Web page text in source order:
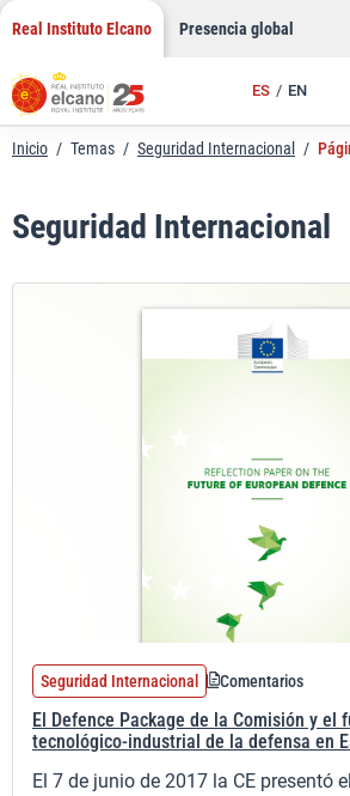
Saltar
contenido
Real Instituto Elcano Presencia global
ES EN
Inicio / Temas / Seguridad Internacional /
Seguridad Internacional
Seguridad Internacional Comentarios
El Defence Package de la Comisión y el
tecnológico-industrial de la defensa en
El 7 de junio de 2017 la CE presentó el